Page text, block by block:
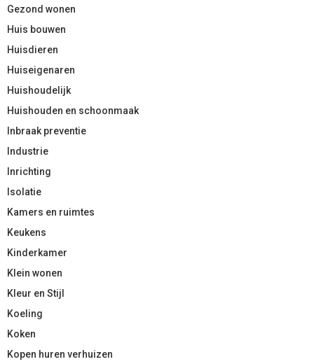
Gezond wonen
Huis bouwen
Huisdieren
Huiseigenaren
Huishoudelijk
Huishouden en schoonmaak
Inbraak preventie
Industrie
Inrichting
Isolatie
Kamers en ruimtes
Keukens
Kinderkamer
Klein wonen
Kleur en Stijl
Koeling
Koken
Kopen huren verhuizen